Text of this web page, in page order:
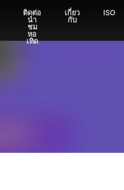
ติดต่อ
นำ
ชม
หอ
เทิด
เกี่ยว
กับ
ISO